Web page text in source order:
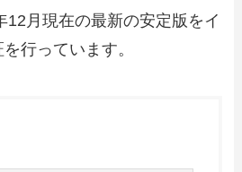
12月現在の最新の安定版をイ
行っています。